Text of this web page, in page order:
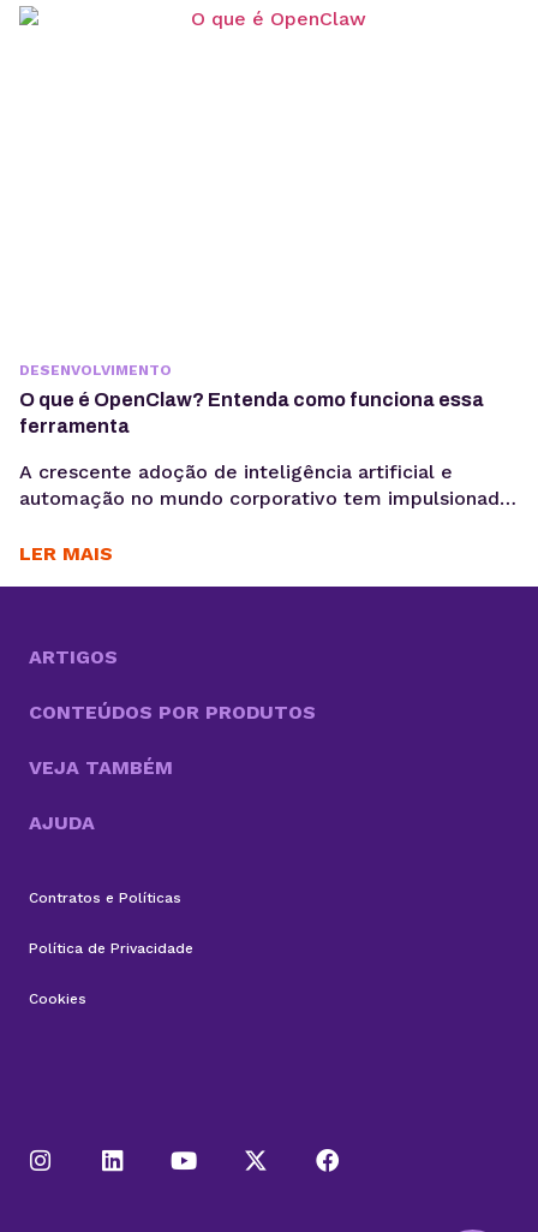
sem comprometer a experiência humana. A forma
DESENVOLVIMENTO
O que é OpenClaw? Entenda como funciona essa
ferramenta
A crescente adoção de inteligência artificial e
automação no mundo corporativo tem impulsionado
coleta, análise e ativação de dados, exatamente o
aproximar do...
LER MAIS
ARTIGOS
CONTEÚDOS POR PRODUTOS
VEJA TAMBÉM
AJUDA
Contratos e Políticas
Política de Privacidade
Cookies